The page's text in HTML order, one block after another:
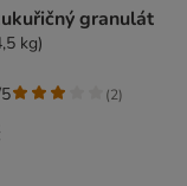
granulát
kg)
(2)